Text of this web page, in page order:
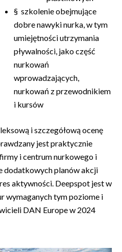
§ szkolenie obejmujące
dobre nawyki nurka, w tym
umiejętności utrzymania
pływalności, jako część
nurkowań
wprowadzających,
nurkowań z przewodnikiem
i kursów
i szczegółową ocenę
jest praktycznie
i centrum nurkowego i
dodatkowych planów akcji
aktywności. Deepspot jest w
wymaganych tym poziome i
DAN Europe w 2024